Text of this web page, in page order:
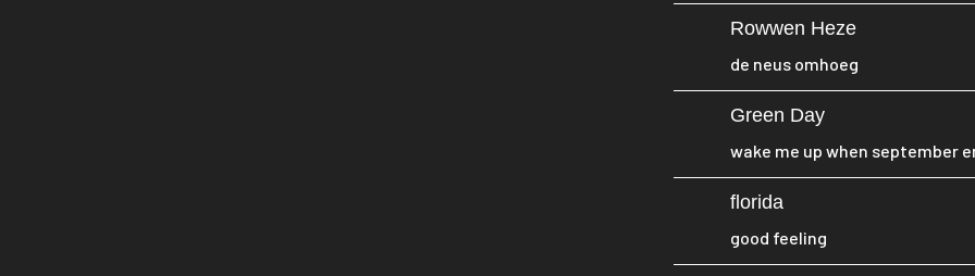
Rowwen Heze
de neus omhoeg
Green Day
wake me up when september
florida
good feeling